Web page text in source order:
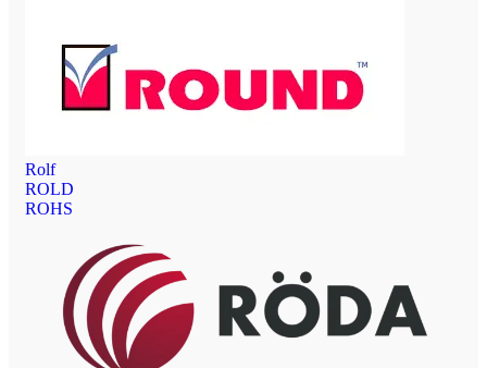
Rolf
ROLD
ROHS